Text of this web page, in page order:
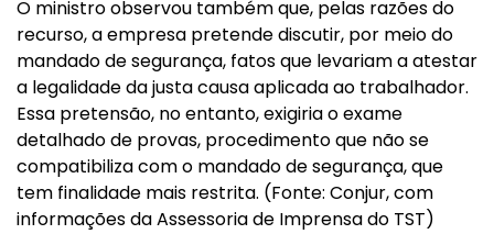
O ministro observou também que, pelas razões do
recurso, a empresa pretende discutir, por meio do
mandado de segurança, fatos que levariam a atestar
a legalidade da justa causa aplicada ao trabalhador.
Essa pretensão, no entanto, exigiria o exame
detalhado de provas, procedimento que não se
compatibiliza com o mandado de segurança, que
tem finalidade mais restrita. (Fonte: Conjur, com
informações da Assessoria de Imprensa do TST)